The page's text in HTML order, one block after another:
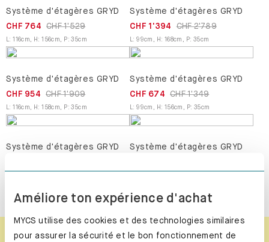
Améliore ton expérience d'achat
MYCS utilise des cookies et des technologies similaires
pour assurer la sécurité et le bon fonctionnement de
Système d'étagères GRYD
CHF 1'529
CHF 764
:116cm H :156cm P:35cm
Système d'étagères GRYD
CHF 2'789
CHF 1'394
:99cm H : 168cm P: 35cm
Système d'étagères GRYD
CHF 1'909
CHF 954
:116cm H :158cm P:35cm
Système d'étagères GRYD
CHF 1'349
CHF 674
:99cm H : 156cm P: 35cm
Système d'étagères GRYD
Système d'étagères GRYD